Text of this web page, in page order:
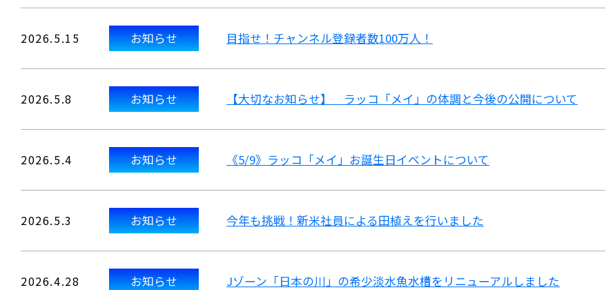
2026.5.15 お知らせ 目指せ！チャンネル登録者数100万人！
2026.5.8 お知らせ 【大切なお知らせ】 ラッコ「メイ」の体調と今後の公開について
2026.5.4 お知らせ 《5/9》ラッコ「メイ」お誕生日イベントについて
2026.5.3 お知らせ 今年も挑戦！新米社員による田植えを行いました
2026.4.28 お知らせ Jゾーン「日本の川」の希少淡水魚水槽をリニューアルしました